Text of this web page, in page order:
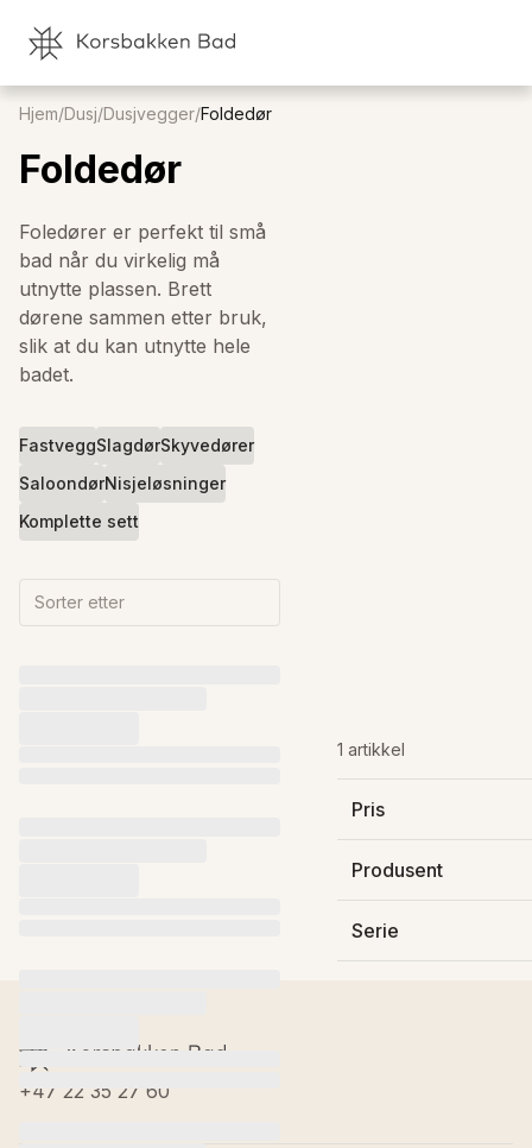
Hjem/Dusj/Dusjvegger/Foldedør
Foldedør
Foledører er perfekt til små
bad når du virkelig må
utnytte plassen. Brett
dørene sammen etter bruk,
slik at du kan utnytte hele
badet.
FastveggSlagdørSkyvedører
SaloondørNisjeløsninger
Komplette sett
Sorter etter
1 artikkel
Pris
Produsent
Serie
+47 22 35 27 60